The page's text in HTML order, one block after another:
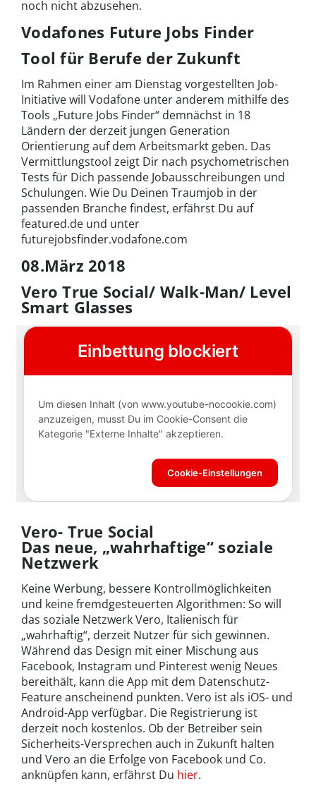
noch nicht abzusehen.
Vodafones Future Jobs Finder
Tool für Berufe der Zukunft
Im Rahmen einer am Dienstag vorgestellten Job-
Initiative will Vodafone unter anderem mithilfe des
Tools „Future Jobs Finder“ demnächst in 18
Ländern der derzeit jungen Generation
Orientierung auf dem Arbeitsmarkt geben. Das
Vermittlungstool zeigt Dir nach psychometrischen
Tests für Dich passende Jobausschreibungen und
Schulungen. Wie Du Deinen Traumjob in der
passenden Branche findest, erfährst Du auf
featured.de und unter
futurejobsfinder.vodafone.com
08.März 2018
Vero True Social/ Walk-Man/ Level
Smart Glasses
Vero- True Social
Das neue, „wahrhaftige“ soziale
Netzwerk
Keine Werbung, bessere Kontrollmöglichkeiten
und keine fremdgesteuerten Algorithmen: So will
das soziale Netzwerk Vero, Italienisch für
„wahrhaftig“, derzeit Nutzer für sich gewinnen.
Während das Design mit einer Mischung aus
Facebook, Instagram und Pinterest wenig Neues
bereithält, kann die App mit dem Datenschutz-
Feature anscheinend punkten. Vero ist als iOS- und
Android-App verfügbar. Die Registrierung ist
derzeit noch kostenlos. Ob der Betreiber sein
Sicherheits-Versprechen auch in Zukunft halten
und Vero an die Erfolge von Facebook und Co.
anknüpfen kann, erfährst Du hier.